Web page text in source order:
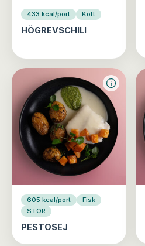
433 kcal/port Kött
HÖGREVSCHILI
605 kcal/port
Fisk
STOR
PESTOSEJ